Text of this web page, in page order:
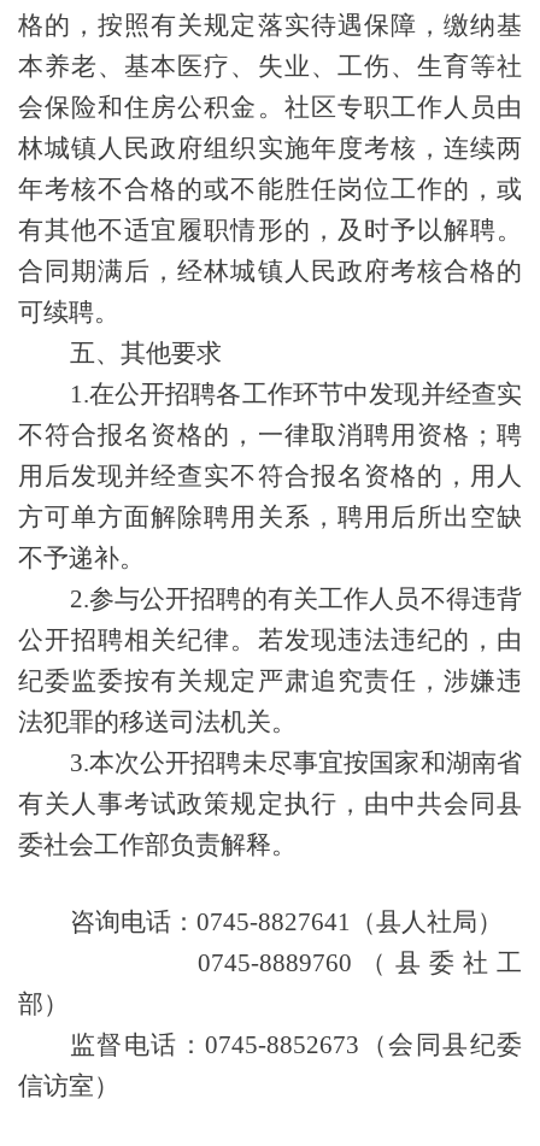
格的，按照有关规定落实待遇保障，缴纳基
本养老、基本医疗、失业、工伤、生育等社
会保险和住房公积金。社区专职工作人员由
林城镇人民政府组织实施年度考核，连续两
年考核不合格的或不能胜任岗位工作的，或
有其他不适宜履职情形的，及时予以解聘。
合同期满后，经林城镇人民政府考核合格的
可续聘。
五、 其他要求
1.在公开招聘各工作环节中发现并经查实
不符合报名资格的，一律取消聘用资格 ； 聘
用后发现并经查实不符合报名资格的，用人
方可单方面解除聘用关系，聘用后所出空缺
不予递补。
2.参与公开招聘的有关工作人员不得违背
公开招聘相关纪律。若发现违法违纪的，由
纪委监委按有关规定严肃追究责任，涉嫌违
法犯罪的移送司法机关。
3.本次公开招聘未尽事宜按国家和湖南省
有关人事考试政策规定执行， 由中共会同县
委社会工作部负责解释。
咨询电话： 0745-8827641（县人社局）
0745-8889760（县委社工
部）
监督电话：0745-8852673（会同县纪委
信访室）